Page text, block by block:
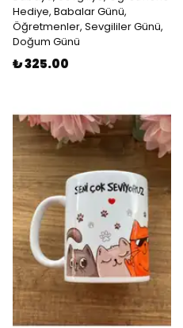
Hediye, Babalar Günü,
Öğretmenler, Sevgililer Günü,
Doğum Günü
₺ 325.00